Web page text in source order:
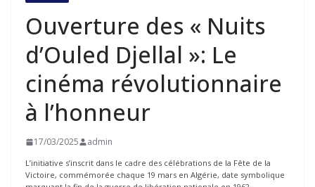
Ouverture des « Nuits
d’Ouled Djellal »: Le
cinéma révolutionnaire
à l’honneur
17/03/2025 admin
L’initiative s’inscrit dans le cadre des célébrations de la Fête de la
Victoire, commémorée chaque 19 mars en Algérie, date symbolique